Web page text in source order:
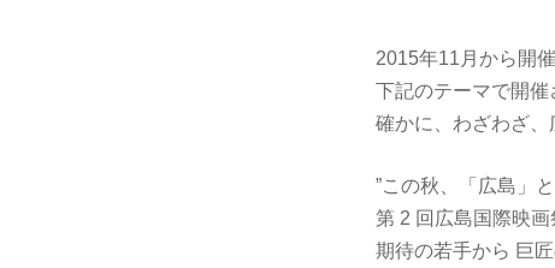
2015年11月から開
下記のテーマで開催
確かに、わざわざ、
”この秋、「広島」
第 2 回広島国際映
期待の若手から 巨